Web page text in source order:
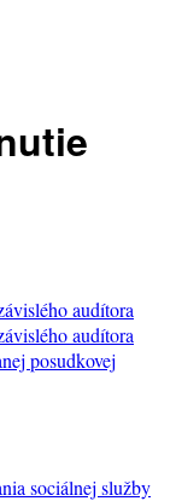
audítora
audítora
posudkovej
sociálnej služby